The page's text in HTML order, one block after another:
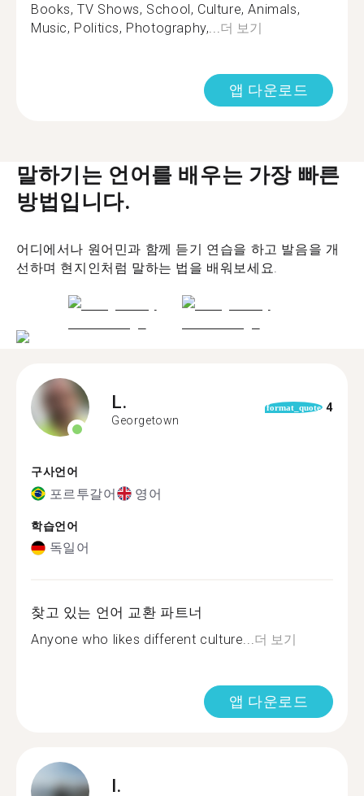
Books, TV Shows, School, Culture, Animals,
Music, Politics, Photography,... 더 보기
앱 다운로드
말하기는 언어를 배우는 가장 빠른
방법입니다.
어디에서나 원어민과 함께 듣기 연습을 하고 발음을 개
선하며 현지인처럼 말하는 법을 배워보세요.
L.
Georgetown
format_quote 4
구사언어
포르투갈어 영어
학습언어
독일어
찾고 있는 언어 교환 파트너
Anyone who likes different culture...더 보기
앱 다운로드
I.